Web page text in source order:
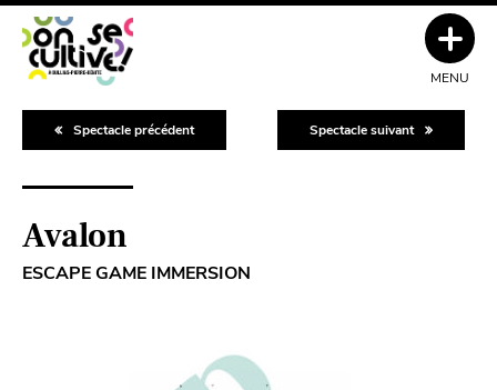
Spectacle précédent Spectacle suivant
Avalon
ESCAPE GAME IMMERSION
MENU